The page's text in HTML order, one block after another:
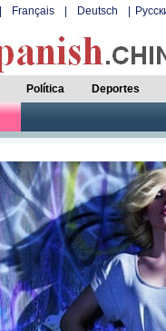
Français| Deutsch
Política Deportes